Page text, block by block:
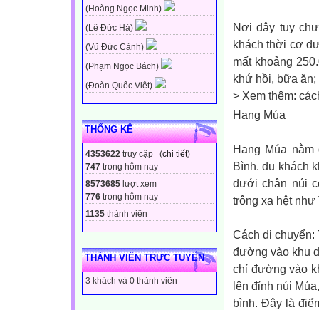
(Hoàng Ngọc Minh)
(Lê Đức Hà)
(Vũ Đức Cảnh)
(Phạm Ngọc Bách)
(Đoàn Quốc Việt)
THỐNG KÊ
4353622 truy cập (chi tiết)
747 trong hôm nay
8573685 lượt xem
776 trong hôm nay
1135 thành viên
THÀNH VIÊN TRỰC TUYẾN
3 khách và 0 thành viên
Nơi đây tuy
khách thời cơ
mất khoảng
khứ hồi, bữa ăn;
> Xem thêm:
Hang Múa
Hang Múa
Bình. du khách
dưới chân núi
trông xa hệt
Cách di chuyển:
đường vào khu
chỉ đường vào
lên đỉnh núi
bình. Đây là